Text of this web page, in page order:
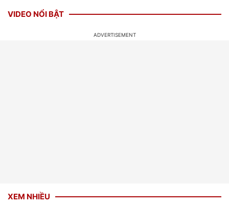
VIDEO NỔI BẬT
XEM NHIỀU